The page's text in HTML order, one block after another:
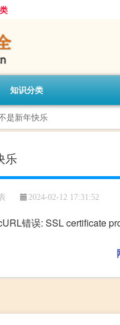
知识分类
是新年快乐
乐
2024-02-12 17:31:52
错误: SSL certificate